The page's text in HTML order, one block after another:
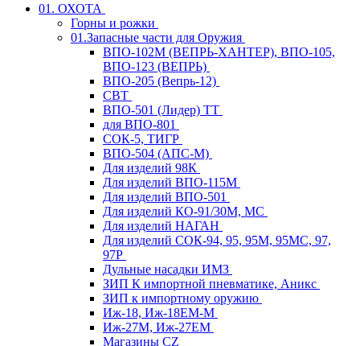
01. ОХОТА
Горны и рожки
01.Запасные части для Оружия
ВПО-102М (ВЕПРЬ-ХАНТЕР), ВПО-105,
ВПО-123 (ВЕПРЬ)
ВПО-205 (Вепрь-12)
СВТ
ВПО-501 (Лидер) ТТ
для ВПО-801
СОК-5, ТИГР
ВПО-504 (АПС-М)
Для изделий 98К
Для изделий ВПО-115М
Для изделий ВПО-501
Для изделий КО-91/30М, МС
Для изделий НАГАН
Для изделий СОК-94, 95, 95М, 95МС, 97,
97Р
Дульные насадки ИМЗ
ЗИП К импортной пневматике, Аникс
ЗИП к импортному оружию
Иж-18, Иж-18ЕМ-М
Иж-27М, Иж-27ЕМ
Магазины CZ